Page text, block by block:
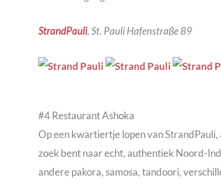
StrandPauli, St. Pauli Hafenstraße 89
#4 Restaurant Ashoka
Op een kwartiertje lopen van StrandPauli,
zoek bent naar echt, authentiek Noord-
andere pakora, samosa, tandoori,